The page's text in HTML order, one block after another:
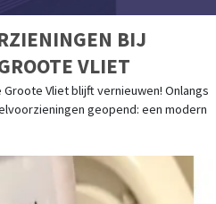
BIJ
VLIET
Groote Vliet blijft vernieuwen! Onlangs
geopend: een modern